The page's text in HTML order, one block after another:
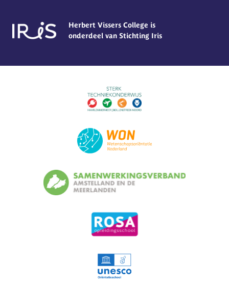
Herbert Vissers College is
onderdeel van Stichting Iris